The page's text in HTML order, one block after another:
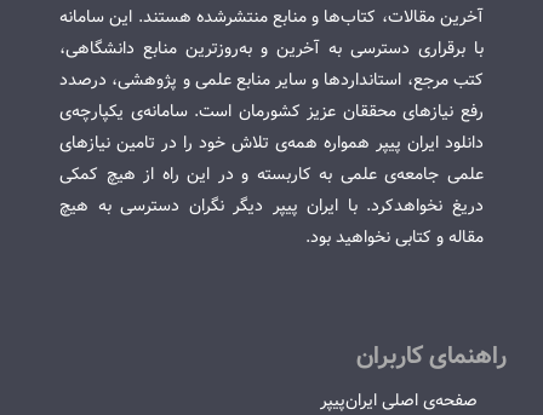
آخرین مقالات، کتاب‌ها و منابع منتشرشده هستند. این سامانه
با برقراری دسترسی به آخرین و به‌روزترین منابع دانشگاهی،
کتب مرجع، استانداردها و سایر منابع علمی و پژوهشی، درصدد
رفع نیازهای محققان عزیز کشورمان است. سامانه‌ی یکپارچه‌ی
دانلود ایران پیپر همواره همه‌ی تلاش خود را در تامین نیازهای
علمی جامعه‌ی علمی به کاربسته و در این راه از هیچ کمکی
دریغ نخواهدکرد. با ایران پیپر دیگر نگران دسترسی به هیچ
مقاله و کتابی نخواهید بود.
راهنمای کاربران
صفحه‌ی اصلی ایران‌پیپر